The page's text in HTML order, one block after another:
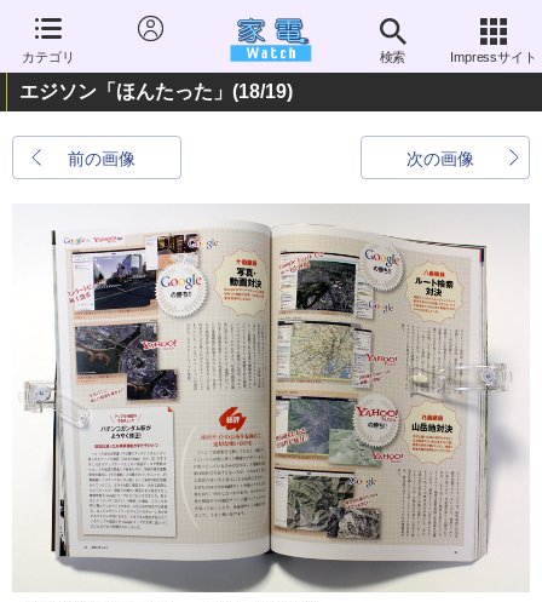
カテゴリ 検索 Impressサイト
エジソン「ほんたった」 (18/19)
前の画像 次の画像